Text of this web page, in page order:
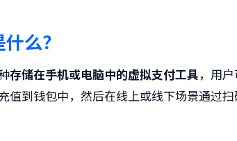
么？
存储在手机或电脑中的虚拟支付工具，用
值到钱包中，然后在线上或线下场景通过